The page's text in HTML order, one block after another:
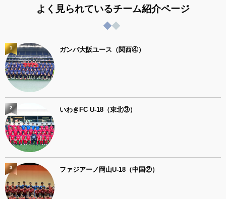
よく見られているチーム紹介ページ
ガンバ大阪ユース（関西④）
1
いわきFC U-18（東北③）
2
ファジアーノ岡山U-18（中国②）
3